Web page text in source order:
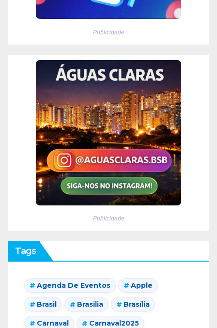
Publicidade
Publicidade
Tags
Agenda De Eventos Apple
Brasil Brasilia Brasília
Carnaval Carnaval2025